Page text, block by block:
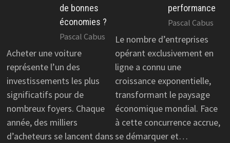
de bonnes
économies ?
Pascal Cabus
Acheter une voiture
représente l’un des
investissements les plus
significatifs pour de
nombreux foyers. Chaque
année, des milliers
d’acheteurs se lancent dans
performance
Pascal Cabus
Le nombre d’entreprises
opérant exclusivement en
ligne a connu une
croissance exponentielle,
transformant le paysage
économique mondial. Face
à cette concurrence accrue,
se démarquer et…